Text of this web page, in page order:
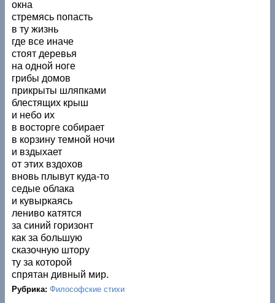
окна
стремясь попасть
в ту жизнь
где все иначе
стоят деревья
на одной ноге
грибы домов
прикрыты шляпками
блестящих крыш
и небо их
в восторге собирает
в корзину темной ночи
и вздыхает
от этих вздохов
вновь плывут куда-то
седые облака
и кувыркаясь
лениво катятся
за синий горизонт
как за большую
сказочную штору
ту за которой
спрятан дивный мир.
Рубрика:Философские стихи